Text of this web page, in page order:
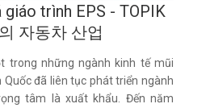
trình EPS - TOPIK
자동차 산업
trong những ngành kinh tế mũi
Quốc đã liên tục phát triển ngành
tâm là xuất khẩu. Đến năm